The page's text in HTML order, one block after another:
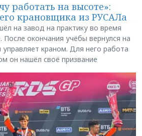
работать на высоте»:
крановщика из РУСАЛа
на завод на практику во время
После окончания учёбы вернулся на
краном. Для него работа
он нашёл своё призвание